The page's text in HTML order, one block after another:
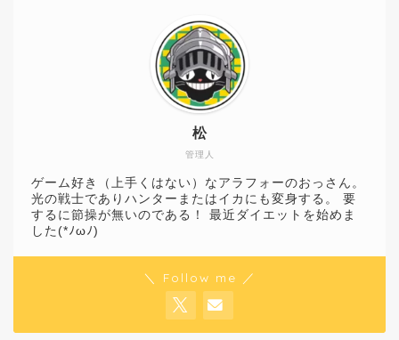
管理人
松
ゲーム好き（上手くはない）なアラフォーのおっさん。
光の戦士でありハンターまたはイカにも変身する。 要
するに節操が無いのである！ 最近ダイエットを始めま
した(*ﾉωﾉ)
＼ Follow me ／